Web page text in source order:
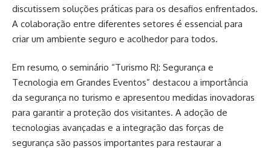
discutissem soluções práticas para os desafios enfrentados.
A colaboração entre diferentes setores é essencial para
criar um ambiente seguro e acolhedor para todos.
Em resumo, o seminário “Turismo RJ: Segurança e
Tecnologia em Grandes Eventos” destacou a importância
da segurança no turismo e apresentou medidas inovadoras
para garantir a proteção dos visitantes. A adoção de
tecnologias avançadas e a integração das forças de
segurança são passos importantes para restaurar a